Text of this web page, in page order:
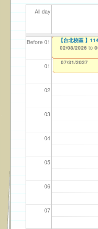
All day
Before 01
01
02
03
04
05
06
07
【資網處】
整合系統～表單
12/31/2027
【財務處】工讀
11/12/2021 to
【財務處】漏打
錄
07/31/2027
114
04/
114
02/
114
03/
【學
07/
教務
11/
商品
11/
【教學暨學習資
02/03/2026 to
【台北校區】
02/08/2026 to
【台北校區 】
02/08/2026 to